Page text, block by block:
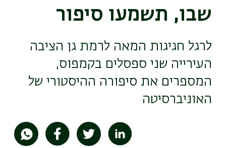
שבו, תשמעו סיפור
לרגל חגיגות המאה לרמת גן הציבה
העירייה שני ספסלים בקמפוס,
המספרים את סיפורה ההיסטורי של
האוניברסיטה